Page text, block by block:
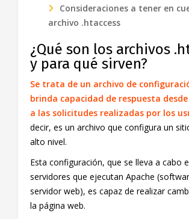
Consideraciones a tener en
archivo .htaccess
¿Qué son los archivos
y para qué sirven?
Se trata de un archivo de
brinda capacidad de respuesta
a las solicitudes realizadas por los
decir, es un archivo que configura un
alto nivel.
Esta configuración, que se lleva a cabo
servidores que ejecutan Apache
servidor web), es capaz de realizar
la página web.